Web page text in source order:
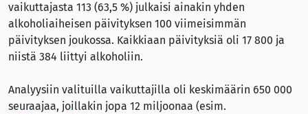
vaikuttajasta 113 (63,5 %) julkaisi ainakin yhden
alkoholiaiheisen päivityksen 100 viimeisimmän
päivityksen joukossa. Kaikkiaan päivityksiä oli 17 800 ja
niistä 384 liittyi alkoholiin.
Analyysiin valituilla vaikuttajilla oli keskimäärin 650 000
seuraajaa, joillakin jopa 12 miljoonaa (esim.